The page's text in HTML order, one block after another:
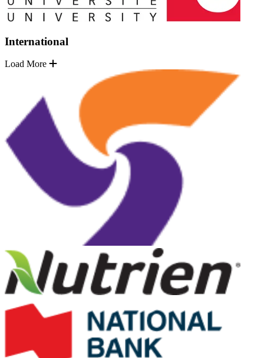
International
Load More